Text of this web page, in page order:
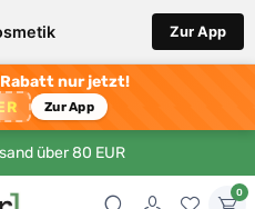
Zur App
Rabatt nur jetzt!
Zur App
über 80 EUR
0